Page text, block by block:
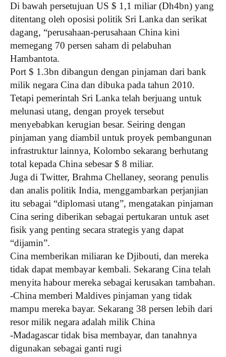
Di bawah persetujuan US $ 1,1 miliar (Dh4bn) yang
ditentang oleh oposisi politik Sri Lanka dan serikat
dagang, “perusahaan-perusahaan China kini
memegang 70 persen saham di pelabuhan
Hambantota.
Port $ 1.3bn dibangun dengan pinjaman dari bank
milik negara Cina dan dibuka pada tahun 2010.
Tetapi pemerintah Sri Lanka telah berjuang untuk
melunasi utang, dengan proyek tersebut
menyebabkan kerugian besar. Seiring dengan
pinjaman yang diambil untuk proyek pembangunan
infrastruktur lainnya, Kolombo sekarang berhutang
total kepada China sebesar $ 8 miliar.
Juga di Twitter, Brahma Chellaney, seorang penulis
dan analis politik India, menggambarkan perjanjian
itu sebagai “diplomasi utang”, mengatakan pinjaman
Cina sering diberikan sebagai pertukaran untuk aset
fisik yang penting secara strategis yang dapat
“dijamin”.
Cina memberikan miliaran ke Djibouti, dan mereka
tidak dapat membayar kembali. Sekarang Cina telah
menyita habour mereka sebagai kerusakan tambahan.
-China memberi Maldives pinjaman yang tidak
mampu mereka bayar. Sekarang 38 persen lebih dari
resor milik negara adalah milik China
-Madagascar tidak bisa membayar, dan tanahnya
digunakan sebagai ganti rugi